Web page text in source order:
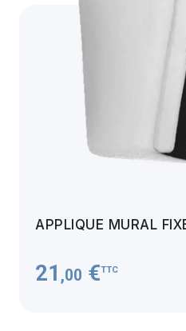
APPLIQUE MURAL
21 ,00 €TTC